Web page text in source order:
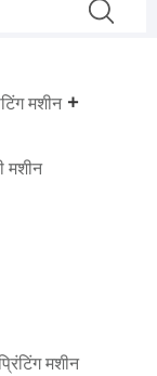
मशीन
मशीन
मशीन